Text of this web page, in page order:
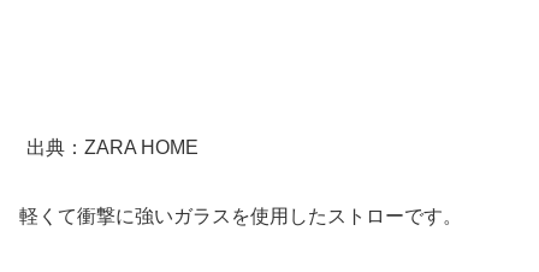
出典：ZARA HOME
軽くて衝撃に強いガラスを使用したストローです。